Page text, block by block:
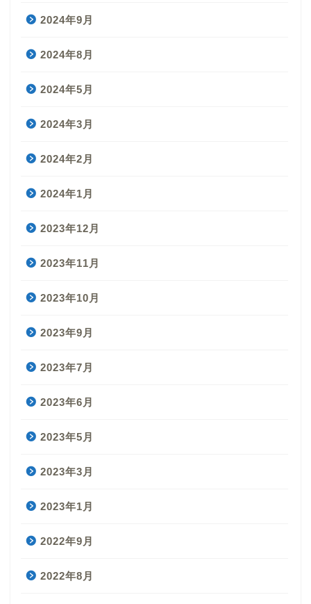
2024年9月
2024年8月
2024年5月
2024年3月
2024年2月
2024年1月
2023年12月
2023年11月
2023年10月
2023年9月
2023年7月
2023年6月
2023年5月
2023年3月
2023年1月
2022年9月
2022年8月